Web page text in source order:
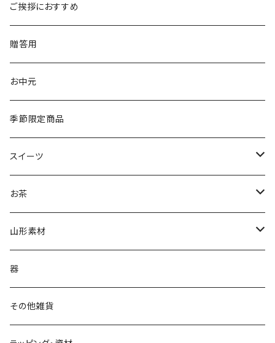
ご挨拶におすすめ
贈答用
お中元
季節限定商品
スイーツ
ジェラート
抹茶ジェラート
やまがたジェラート
茶蔵焼（生クリームどら焼き）
ケーキ
フルーツケーキ
お茶
茶蔵ブランド
煎茶
かぶせ茶
山形素材
山形だしの素
紅花
器
その他雑貨